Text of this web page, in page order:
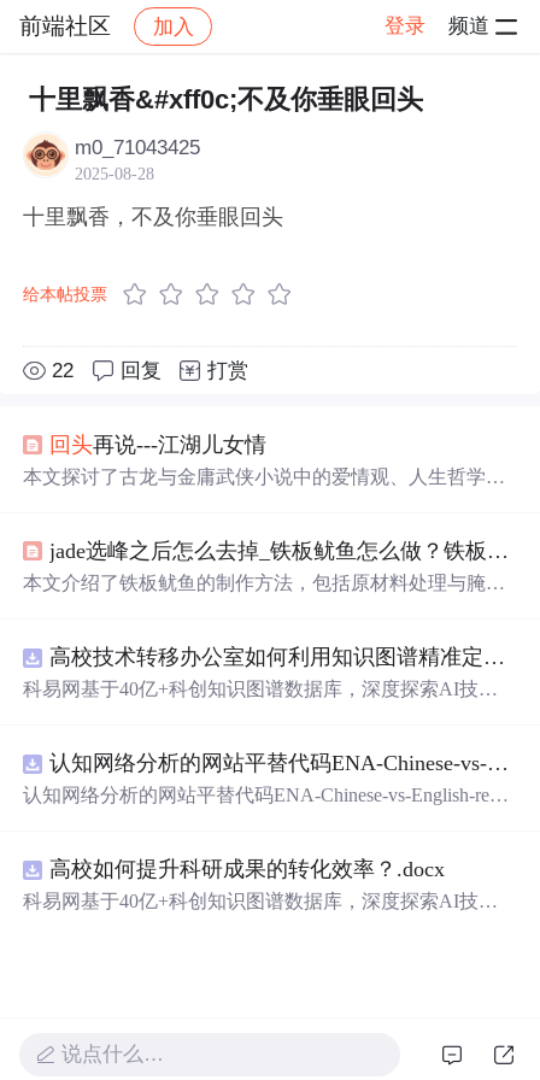
前端社区 加入 登录 频道
社区 前端社区 感慨 帖子详情
十里飘香&#xff0c;不及你垂眼回头
m0_71043425
2025-08-28
十里飘香，不及你垂眼回头
给本帖投票
22 回复 打赏
回头再说---江湖儿女情
本文探讨了古龙与金庸武侠小说中的爱情观、人生哲学及
jade选峰之后怎么去掉_铁板鱿鱼怎么做？铁板鱿鱼酱料怎么做？
本文介绍了铁板鱿鱼的制作方法，包括原材料处理与腌
心，烤制时要注意翻面、刷油和火候，掌握好这些能做出
美味的铁板鱿鱼。
高校技术转移办公室如何利用知识图谱精准定位产业需求与技术适配点？.docx
科易网基于40亿+科创知识图谱数据库，深度探索AI技术
新领域的AI+数智化解决方案，推动科技创新与产业创新
智能化发展。
认知网络分析的网站平替代码ENA-Chinese-vs-English-reproducible.zip
认知网络分析的网站平替代码ENA-Chinese-vs-English-repro
高校如何提升科研成果的转化效率？.docx
科易网基于40亿+科创知识图谱数据库，深度探索AI技术
说点什么…